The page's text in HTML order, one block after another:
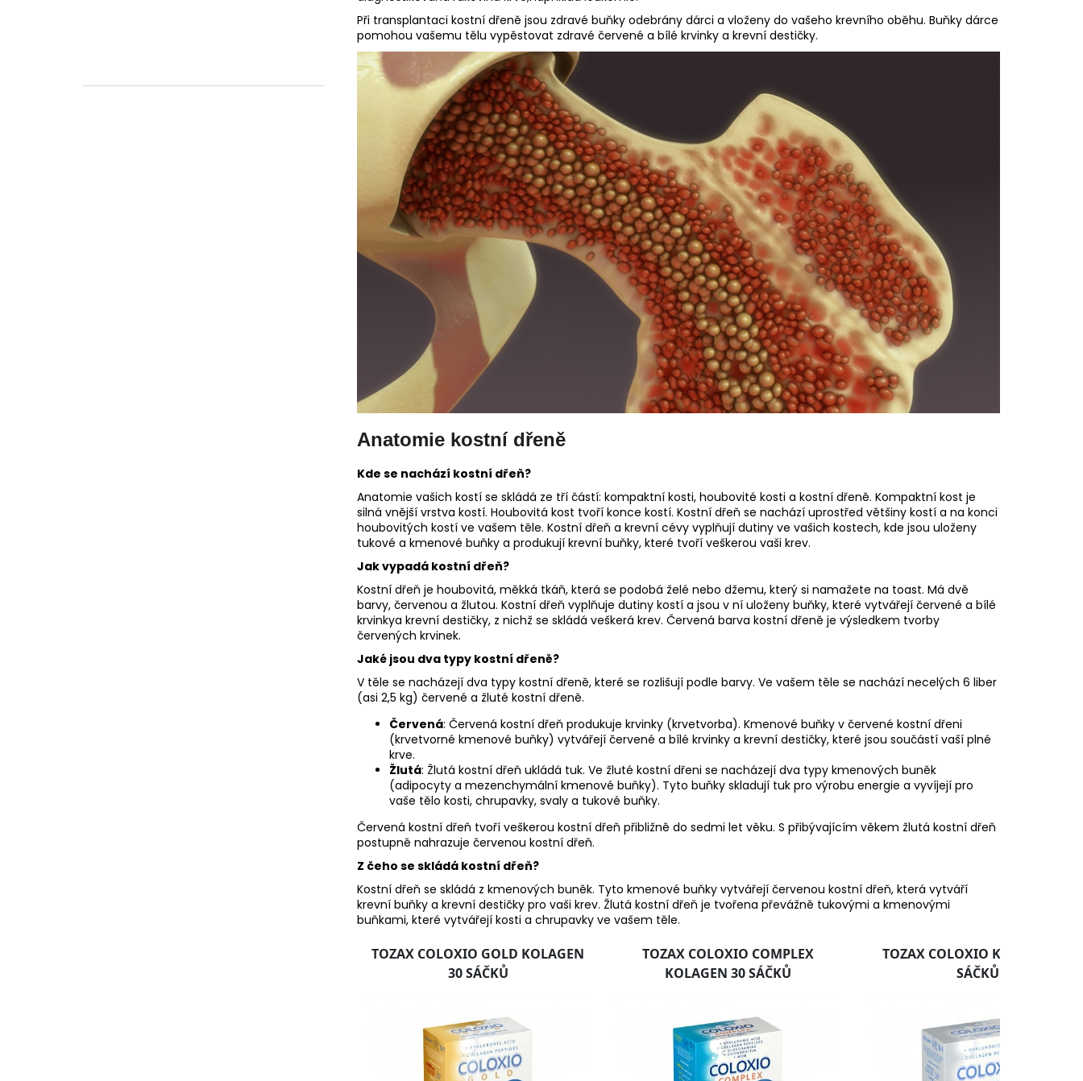
Při transplantaci kostní dřeně jsou zdravé buňky odebrány dárci a vloženy do vašeho krevního oběhu. Buňky dárce
pomohou vašemu tělu vypěstovat zdravé červené a bílé krvinky a krevní destičky.
Anatomie kostní dřeně
Kde se nachází kostní dřeň?
Anatomie vašich kostí se skládá ze tří částí: kompaktní kosti, houbovité kosti a kostní dřeně. Kompaktní kost je
silná vnější vrstva kostí. Houbovitá kost tvoří konce kostí. Kostní dřeň se nachází uprostřed většiny kostí a na konci
houbovitých kostí ve vašem těle. Kostní dřeň a krevní cévy vyplňují dutiny ve vašich kostech, kde jsou uloženy
tukové a kmenové buňky a produkují krevní buňky, které tvoří veškerou vaši krev.
Jak vypadá kostní dřeň?
Kostní dřeň je houbovitá, měkká tkáň, která se podobá želé nebo džemu, který si namažete na toast. Má dvě
barvy, červenou a žlutou. Kostní dřeň vyplňuje dutiny kostí a jsou v ní uloženy buňky, které vytvářejí červené a bílé
krvinkya krevní destičky, z nichž se skládá veškerá krev. Červená barva kostní dřeně je výsledkem tvorby
červených krvinek.
Jaké jsou dva typy kostní dřeně?
V těle se nacházejí dva typy kostní dřeně, které se rozlišují podle barvy. Ve vašem těle se nachází necelých 6 liber
(asi 2,5 kg) červené a žluté kostní dřeně.
Červená: Červená kostní dřeň produkuje krvinky (krvetvorba). Kmenové buňky v červené kostní dřeni
(krvetvorné kmenové buňky) vytvářejí červené a bílé krvinky a krevní destičky, které jsou součástí vaší plné
krve.
Žlutá: Žlutá kostní dřeň ukládá tuk. Ve žluté kostní dřeni se nacházejí dva typy kmenových buněk
(adipocyty a mezenchymální kmenové buňky). Tyto buňky skladují tuk pro výrobu energie a vyvíjejí pro
vaše tělo kosti, chrupavky, svaly a tukové buňky.
Červená kostní dřeň tvoří veškerou kostní dřeň přibližně do sedmi let věku. S přibývajícím věkem žlutá kostní dřeň
postupně nahrazuje červenou kostní dřeň.
Z čeho se skládá kostní dřeň?
Kostní dřeň se skládá z kmenových buněk. Tyto kmenové buňky vytvářejí červenou kostní dřeň, která vytváří
krevní buňky a krevní destičky pro vaši krev. Žlutá kostní dřeň je tvořena převážně tukovými a kmenovými
buňkami, které vytvářejí kosti a chrupavky ve vašem těle.